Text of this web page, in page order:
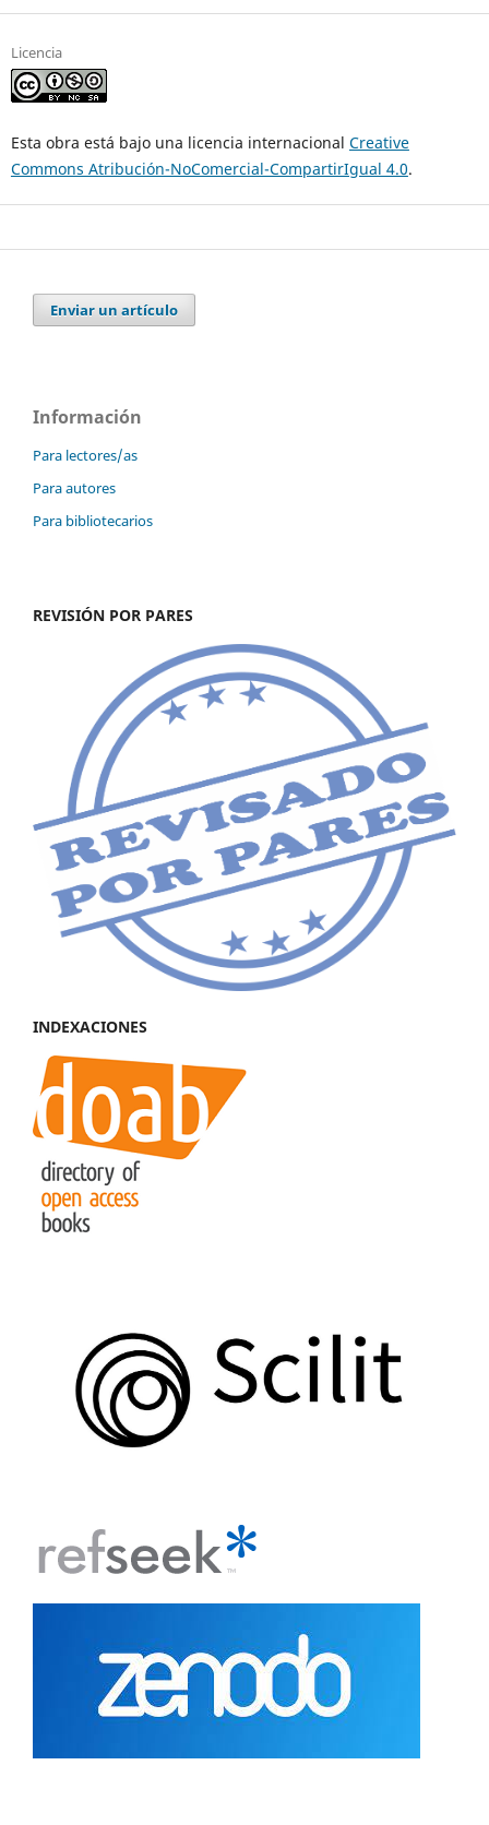
Licencia
Esta obra está bajo una licencia internacional Creative
Commons Atribución-NoComercial-CompartirIgual 4.0.
Enviar un artículo
Información
Para lectores/as
Para autores
Para bibliotecarios
REVISIÓN POR PARES
INDEXACIONES